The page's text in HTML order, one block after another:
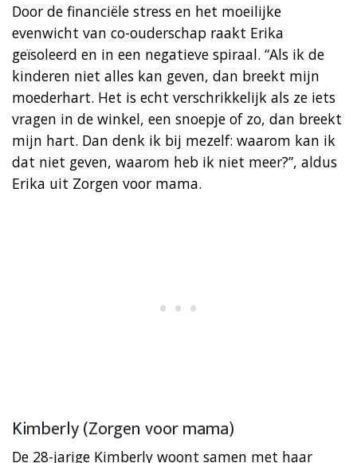
Door de financiële stress en het moeilijke
evenwicht van co-ouderschap raakt Erika
geïsoleerd en in een negatieve spiraal. “Als ik de
kinderen niet alles kan geven, dan breekt mijn
moederhart. Het is echt verschrikkelijk als ze iets
vragen in de winkel, een snoepje of zo, dan breekt
mijn hart. Dan denk ik bij mezelf: waarom kan ik
dat niet geven, waarom heb ik niet meer?”, aldus
Erika uit Zorgen voor mama.
Kimberly (Zorgen voor mama)
De 28-jarige Kimberly woont samen met haar